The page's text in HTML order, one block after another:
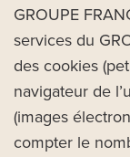
GROUPE
services du
des cookies
navigateur de
(images
compter le